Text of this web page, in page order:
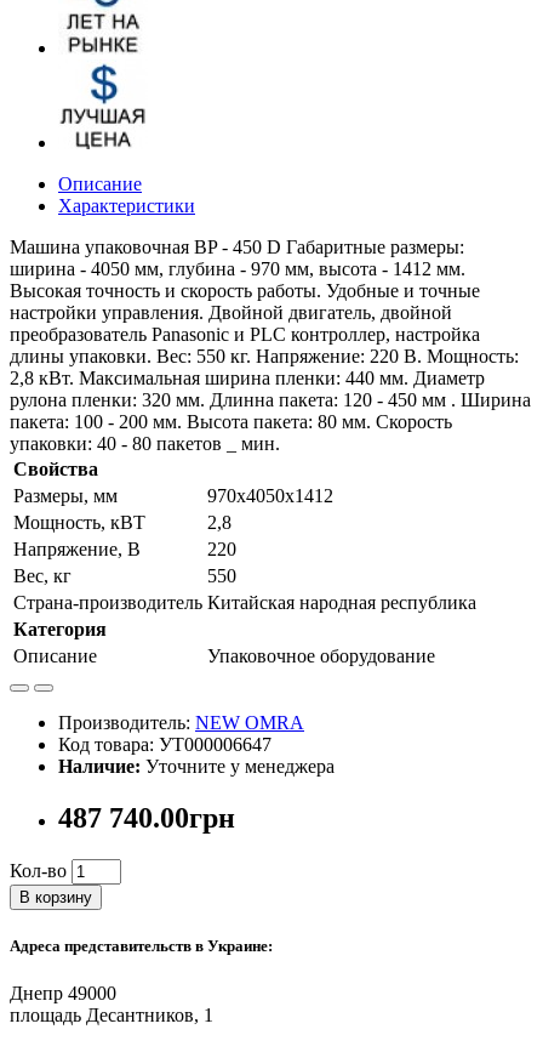
Описание
Характеристики
Машина упаковочная BP - 450 D Габаритные размеры:
ширина - 4050 мм, глубина - 970 мм, высота - 1412 мм.
Высокая точность и скорость работы. Удобные и точные
настройки управления. Двойной двигатель, двойной
преобразователь Panasonic и PLC контроллер, настройка
длины упаковки. Вес: 550 кг. Напряжение: 220 В. Мощность:
2,8 кВт. Максимальная ширина пленки: 440 мм. Диаметр
рулона пленки: 320 мм. Длинна пакета: 120 - 450 мм . Ширина
пакета: 100 - 200 мм. Высота пакета: 80 мм. Скорость
упаковки: 40 - 80 пакетов _ мин.
Свойства
Размеры, мм
970х4050х1412
Мощность, кВТ
2,8
Напряжение, В
220
Вес, кг
550
Страна-производитель Китайская народная республика
Категория
Описание
Упаковочное оборудование
Производитель: NEW OMRA
Код товара: УТ000006647
Наличие: Уточните у менеджера
487 740.00грн
Кол-во
В корзину
Адреса представительств в Украине:
Днепр 49000
площадь Десантников, 1